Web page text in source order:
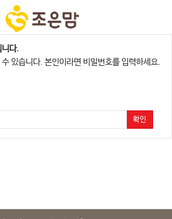
니다.
있습니다. 본인이라면 비밀번호를 입력하세요.
확인